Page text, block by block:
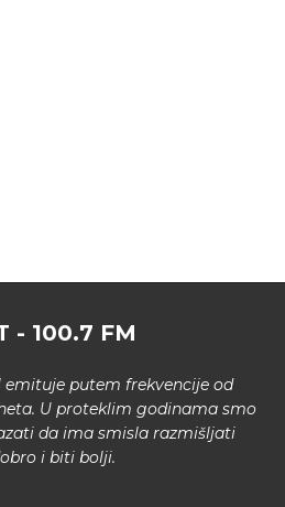
- 100.7 FM
emituje putem frekvencije od
U proteklim godinama smo
da ima smisla razmišljati
i biti bolji.